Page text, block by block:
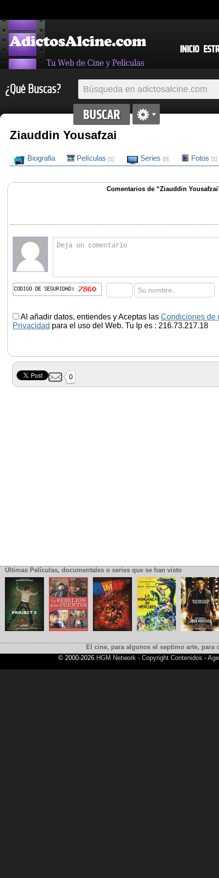
INICIO
¿Qué Buscas?
Ziauddin Yousafzai
Biografia Películas [1] Series [0] Fotos [1]
Comentarios de “Ziauddin
Al añadir datos, entiendes y Aceptas las Condiciones de
Privacidad para el uso del Web. Tu Ip es : 216.73.217.18
0
Últimas Películas, documentales o series que se han visto
El cine, para algunos el septimo arte,
© 2000-2026 HGM Network- Copyright Contenidos -